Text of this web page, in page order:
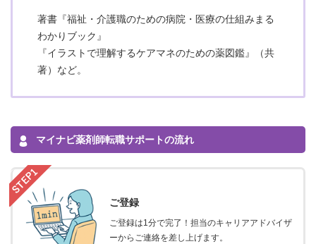
著書『福祉・介護職のための病院・医療の仕組みまる
わかりブック』
『イラストで理解するケアマネのための薬図鑑』（共
著）など。
マイナビ薬剤師転職サポートの流れ
ご登録
ご登録は1分で完了！担当のキャリアアドバイザ
ーからご連絡を差し上げます。